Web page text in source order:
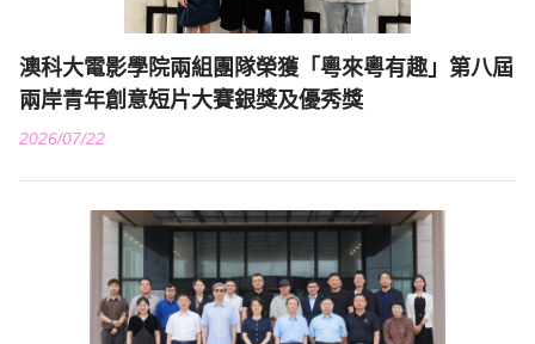
澳科大電影學院兩組團隊榮獲「粵來粵有趣」第八屆
兩岸青年創意短片大賽銀獎及優秀獎
2026/07/22